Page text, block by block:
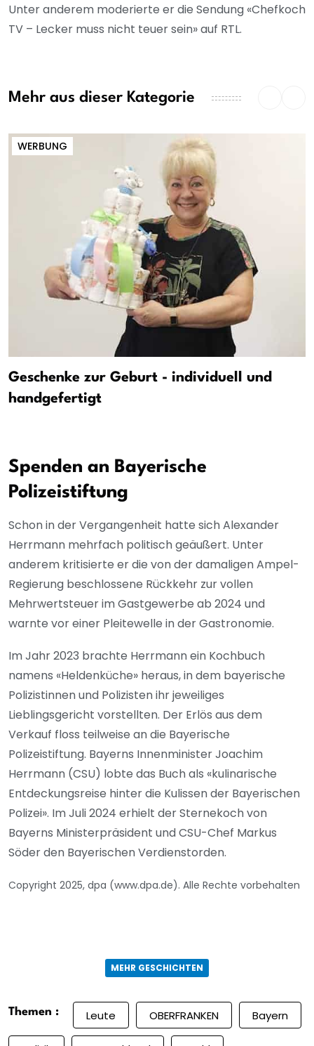
Unter anderem moderierte er die Sendung «Chefkoch
TV – Lecker muss nicht teuer sein» auf RTL.
Mehr aus dieser Kategorie
WERBUNG
Geschenke zur Geburt - individuell und
handgefertigt
Spenden an Bayerische
Polizeistiftung
Schon in der Vergangenheit hatte sich Alexander
Herrmann mehrfach politisch geäußert. Unter
anderem kritisierte er die von der damaligen Ampel-
Regierung beschlossene Rückkehr zur vollen
Mehrwertsteuer im Gastgewerbe ab 2024 und
warnte vor einer Pleitewelle in der Gastronomie.
Im Jahr 2023 brachte Herrmann ein Kochbuch
namens «Heldenküche» heraus, in dem bayerische
Polizistinnen und Polizisten ihr jeweiliges
Lieblingsgericht vorstellten. Der Erlös aus dem
Verkauf floss teilweise an die Bayerische
Polizeistiftung. Bayerns Innenminister Joachim
Herrmann (CSU) lobte das Buch als «kulinarische
Entdeckungsreise hinter die Kulissen der Bayerischen
Polizei». Im Juli 2024 erhielt der Sternekoch von
Bayerns Ministerpräsident und CSU-Chef Markus
Söder den Bayerischen Verdienstorden.
Copyright 2025, dpa (www.dpa.de). Alle Rechte vorbehalten
MEHR GESCHICHTEN
Themen : Leute OBERFRANKEN Bayern